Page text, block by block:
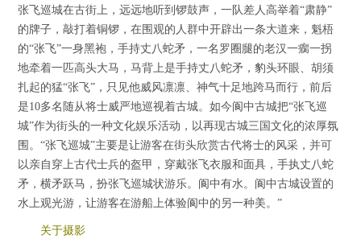
张飞巡城在古街上，远远地听到锣鼓声，一队差人高举着“肃静”
的牌子，敲打着铜锣，在围观的人群中开辟出一条大道来，魁梧
的“张飞”一身黑袍，手持丈八蛇矛，一名罗圈腿的老汉一瘸一拐
地牵着一匹高头大马，马背上是手持丈八蛇矛，豹头环眼、胡须
扎起的猛“张飞”，只见他威风凛凛、神气十足地跨马而行，前后
是10多名随从将士威严地巡视着古城。如今阆中古城把“张飞巡
城”作为街头的一种文化娱乐活动，以再现古城三国文化的浓厚氛
围。“张飞巡城”主要是让游客在街头欣赏古代将士的风采，并可
以亲自穿上古代士兵的盔甲，穿戴张飞衣服和面具，手执丈八蛇
矛，横矛跃马，扮张飞巡城状游乐。阆中有水。阆中古城设置的
水上观光游，让游客在游船上体验阆中的另一种美。”
关于摄影